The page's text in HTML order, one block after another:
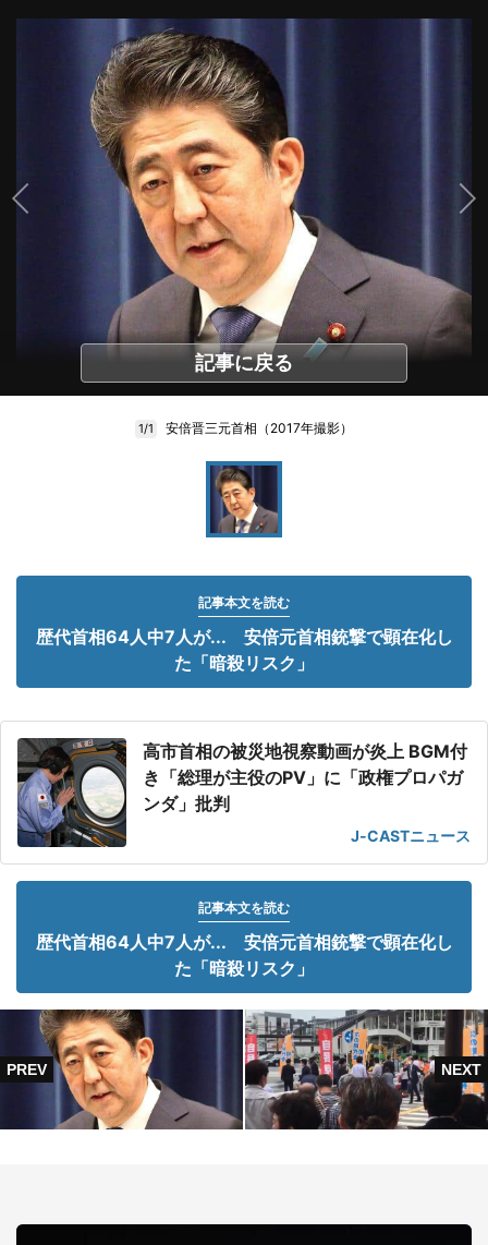
記事に戻る
1/1 安倍晋三元首相（2017年撮影）
記事本文を読む
歴代首相64人中7人が... 安倍元首相銃撃で顕在化し
た「暗殺リスク」
高市首相の被災地視察動画が炎上 BGM付
き「総理が主役のPV」に「政権プロパガ
ンダ」批判
J-CASTニュース
記事本文を読む
歴代首相64人中7人が... 安倍元首相銃撃で顕在化し
た「暗殺リスク」